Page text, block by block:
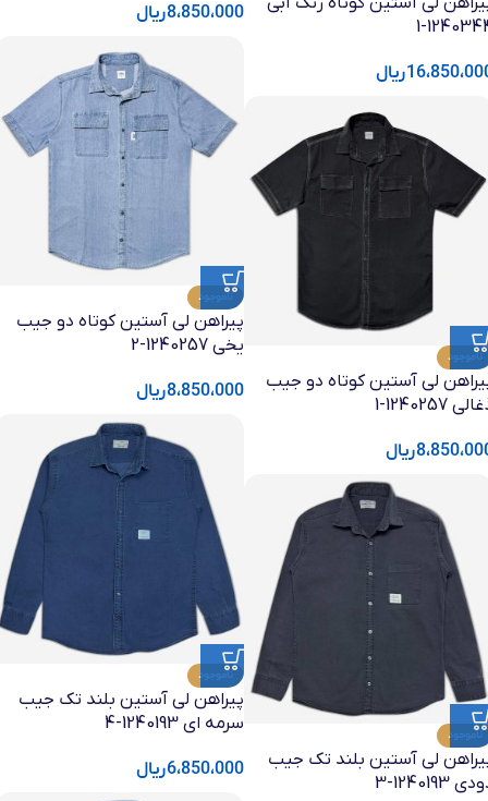
ریال
8،850،000ریال
ناموجود
پیراهن لی آستین کوتاه دو جیب
یخی 1240257-2
8،850،000ریال
ناموجود
لی آستین کوتاه دو جیب
1240257-1
ریال
ناموجود
پیراهن لی آستین بلند تک جیب
سرمه ای 1240193-4
6،850،000ریال
ناموجود
لی آستین بلند تک جیب
1240193-3